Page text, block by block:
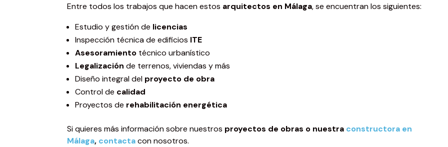
Entre todos los trabajos que hacen estos arquitectos en Málaga, se encuentran los siguientes:
Estudio y gestión de licencias
Inspección técnica de edificios ITE
Asesoramiento técnico urbanístico
Legalización de terrenos, viviendas y más
Diseño integral del proyecto de obra
Control de calidad
Proyectos de rehabilitación energética
Si quieres más información sobre nuestros proyectos de obras o nuestra constructora en
Málaga, contactacon nosotros.